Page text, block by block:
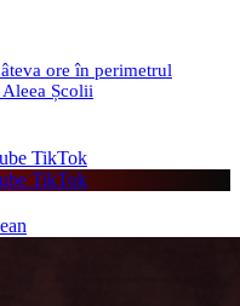
ore în perimetrul
Școlii
TikTok
TikTok